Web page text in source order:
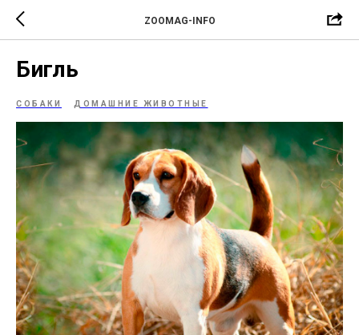
ZOOMAG-INFO
Бигль
СОБАКИ ДОМАШНИЕ ЖИВОТНЫЕ